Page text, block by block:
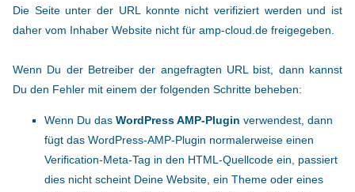
Die Seite unter der URL konnte nicht verifiziert werden und ist
daher vom Inhaber Website nicht für amp-cloud.de freigegeben.
Wenn Du der Betreiber der angefragten URL bist, dann kannst
Du den Fehler mit einem der folgenden Schritte beheben:
Wenn Du das WordPress AMP-Plugin verwendest, dann
fügt das WordPress-AMP-Plugin normalerweise einen
Verification-Meta-Tag in den HTML-Quellcode ein, passiert
dies nicht scheint Deine Website, ein Theme oder eines